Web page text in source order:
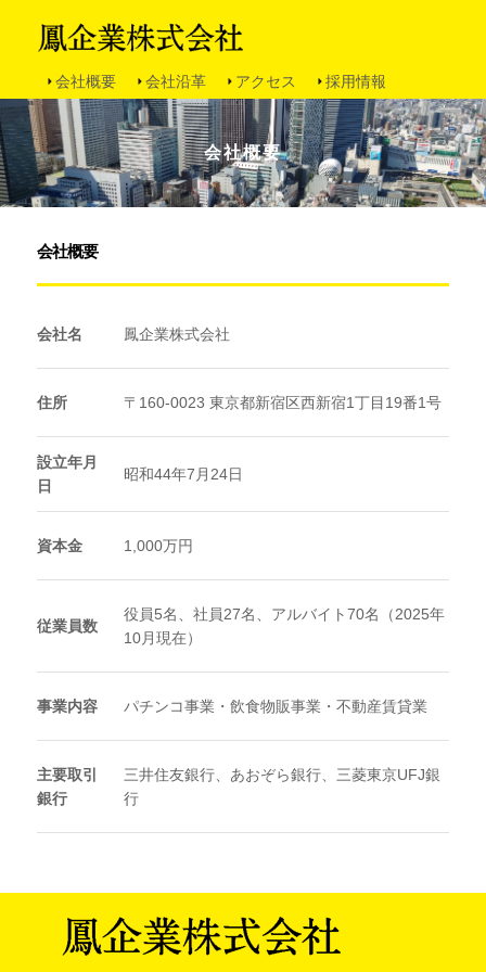
会社概要 会社沿革 アクセス 採用情報
会社概要
会社概要
会社名 鳳企業株式会社
住所 〒160-0023 東京都新宿区西新宿1丁目19番1号
設立年月
日
昭和44年7月24日
資本金 1,000万円
従業員数
役員5名、社員27名、アルバイト70名（2025年
10月現在）
事業内容 パチンコ事業・飲食物販事業・不動産賃貸業
主要取引
銀行
三井住友銀行、あおぞら銀行、三菱東京UFJ銀
行